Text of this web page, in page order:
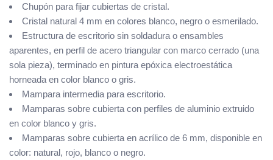
Chupón para fijar cubiertas de cristal.
Cristal natural 4 mm en colores blanco, negro o esmerilado.
Estructura de escritorio sin soldadura o ensambles
aparentes, en perfil de acero triangular con marco cerrado (una
sola pieza), terminado en pintura epóxica electroestática
horneada en color blanco o gris.
Mampara intermedia para escritorio.
Mamparas sobre cubierta con perfiles de aluminio extruido
en color blanco y gris.
Mamparas sobre cubierta en acrílico de 6 mm, disponible en
color: natural, rojo, blanco o negro.